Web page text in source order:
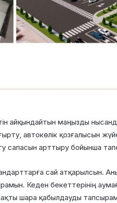
айқындайтын маңызды
автокөлік қозғалысын
сапасын арттыру бойынша
сай атқарылсын.
Кеден бекеттерінің
шара қабылдауды